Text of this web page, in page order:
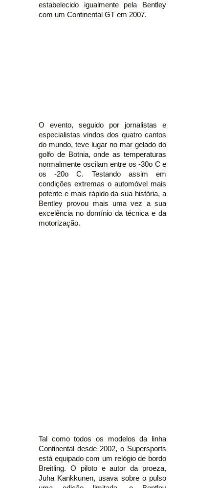
estabelecido igualmente pela Bentley
com um Continental GT em 2007.
O evento, seguido por jornalistas e
especialistas vindos dos quatro cantos
do mundo, teve lugar no mar gelado do
golfo de Botnia, onde as temperaturas
normalmente oscilam entre os -30o C e
os -20o C. Testando assim em
condições extremas o automóvel mais
potente e mais rápido da sua história, a
Bentley provou mais uma vez a sua
excelência no domínio da técnica e da
motorização.
Tal como todos os modelos da linha
Continental desde 2002, o Supersports
está equipado com um relógio de bordo
Breitling. O piloto e autor da proeza,
Juha Kankkunen, usava sobre o pulso